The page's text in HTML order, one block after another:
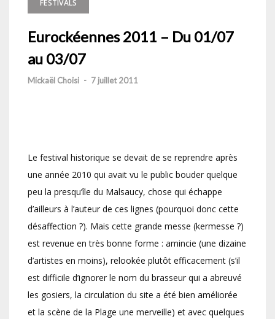
FESTIVALS
Eurockéennes 2011 – Du 01/07
au 03/07
Mickaël Choisi - 7 juillet 2011
Le festival historique se devait de se reprendre après
une année 2010 qui avait vu le public bouder quelque
peu la presqu’île du Malsaucy, chose qui échappe
d’ailleurs à l’auteur de ces lignes (pourquoi donc cette
désaffection ?). Mais cette grande messe (kermesse ?)
est revenue en très bonne forme : amincie (une dizaine
d’artistes en moins), relookée plutôt efficacement (s’il
est difficile d’ignorer le nom du brasseur qui a abreuvé
les gosiers, la circulation du site a été bien améliorée
et la scène de la Plage une merveille) et avec quelques